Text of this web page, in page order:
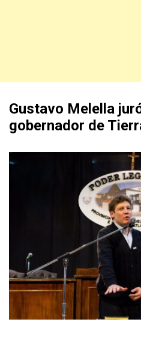
Gustavo Melella
gobernador de